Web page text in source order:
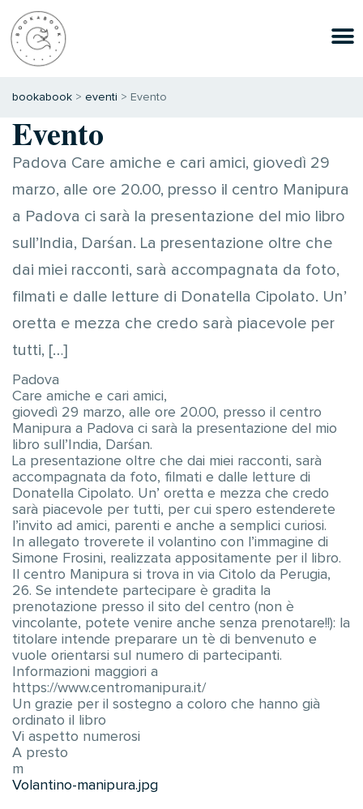
bookabook > eventi > Evento
Evento
Padova Care amiche e cari amici, giovedì 29
marzo, alle ore 20.00, presso il centro Manipura
a Padova ci sarà la presentazione del mio libro
sull’India, Darśan. La presentazione oltre che
dai miei racconti, sarà accompagnata da foto,
filmati e dalle letture di Donatella Cipolato. Un’
oretta e mezza che credo sarà piacevole per
tutti, […]
Padova
Care amiche e cari amici,
giovedì 29 marzo, alle ore 20.00, presso il centro
Manipura a Padova ci sarà la presentazione del mio
libro sull’India, Darśan.
La presentazione oltre che dai miei racconti, sarà
accompagnata da foto, filmati e dalle letture di
Donatella Cipolato. Un’ oretta e mezza che credo
sarà piacevole per tutti, per cui spero estenderete
l’invito ad amici, parenti e anche a semplici curiosi.
In allegato troverete il volantino con l’immagine di
Simone Frosini, realizzata appositamente per il libro.
Il centro Manipura si trova in via Citolo da Perugia,
26. Se intendete partecipare è gradita la
prenotazione presso il sito del centro (non è
vincolante, potete venire anche senza prenotare!!): la
titolare intende preparare un tè di benvenuto e
vuole orientarsi sul numero di partecipanti.
Informazioni maggiori a
https://www.centromanipura.it/
Un grazie per il sostegno a coloro che hanno già
ordinato il libro
Vi aspetto numerosi
A presto
m
Volantino-manipura.jpg